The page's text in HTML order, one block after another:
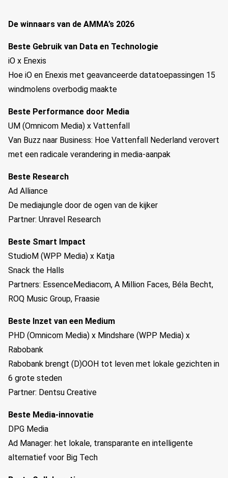
De winnaars van de AMMA’s 2026
Beste Gebruik van Data en Technologie
iO x Enexis
Hoe iO en Enexis met geavanceerde datatoepassingen 15
windmolens overbodig maakte
Beste Performance door Media
UM (Omnicom Media) x Vattenfall
Van Buzz naar Business: Hoe Vattenfall Nederland verovert
met een radicale verandering in media-aanpak
Beste Research
Ad Alliance
De mediajungle door de ogen van de kijker
Partner: Unravel Research
Beste Smart Impact
StudioM (WPP Media) x Katja
Snack the Halls
Partners: EssenceMediacom, A Million Faces, Béla Becht,
ROQ Music Group, Fraasie
Beste Inzet van een Medium
PHD (Omnicom Media) x Mindshare (WPP Media) x
Rabobank
Rabobank brengt (D)OOH tot leven met lokale gezichten in
6 grote steden
Partner: Dentsu Creative
Beste Media-innovatie
DPG Media
Ad Manager: het lokale, transparante en intelligente
alternatief voor Big Tech